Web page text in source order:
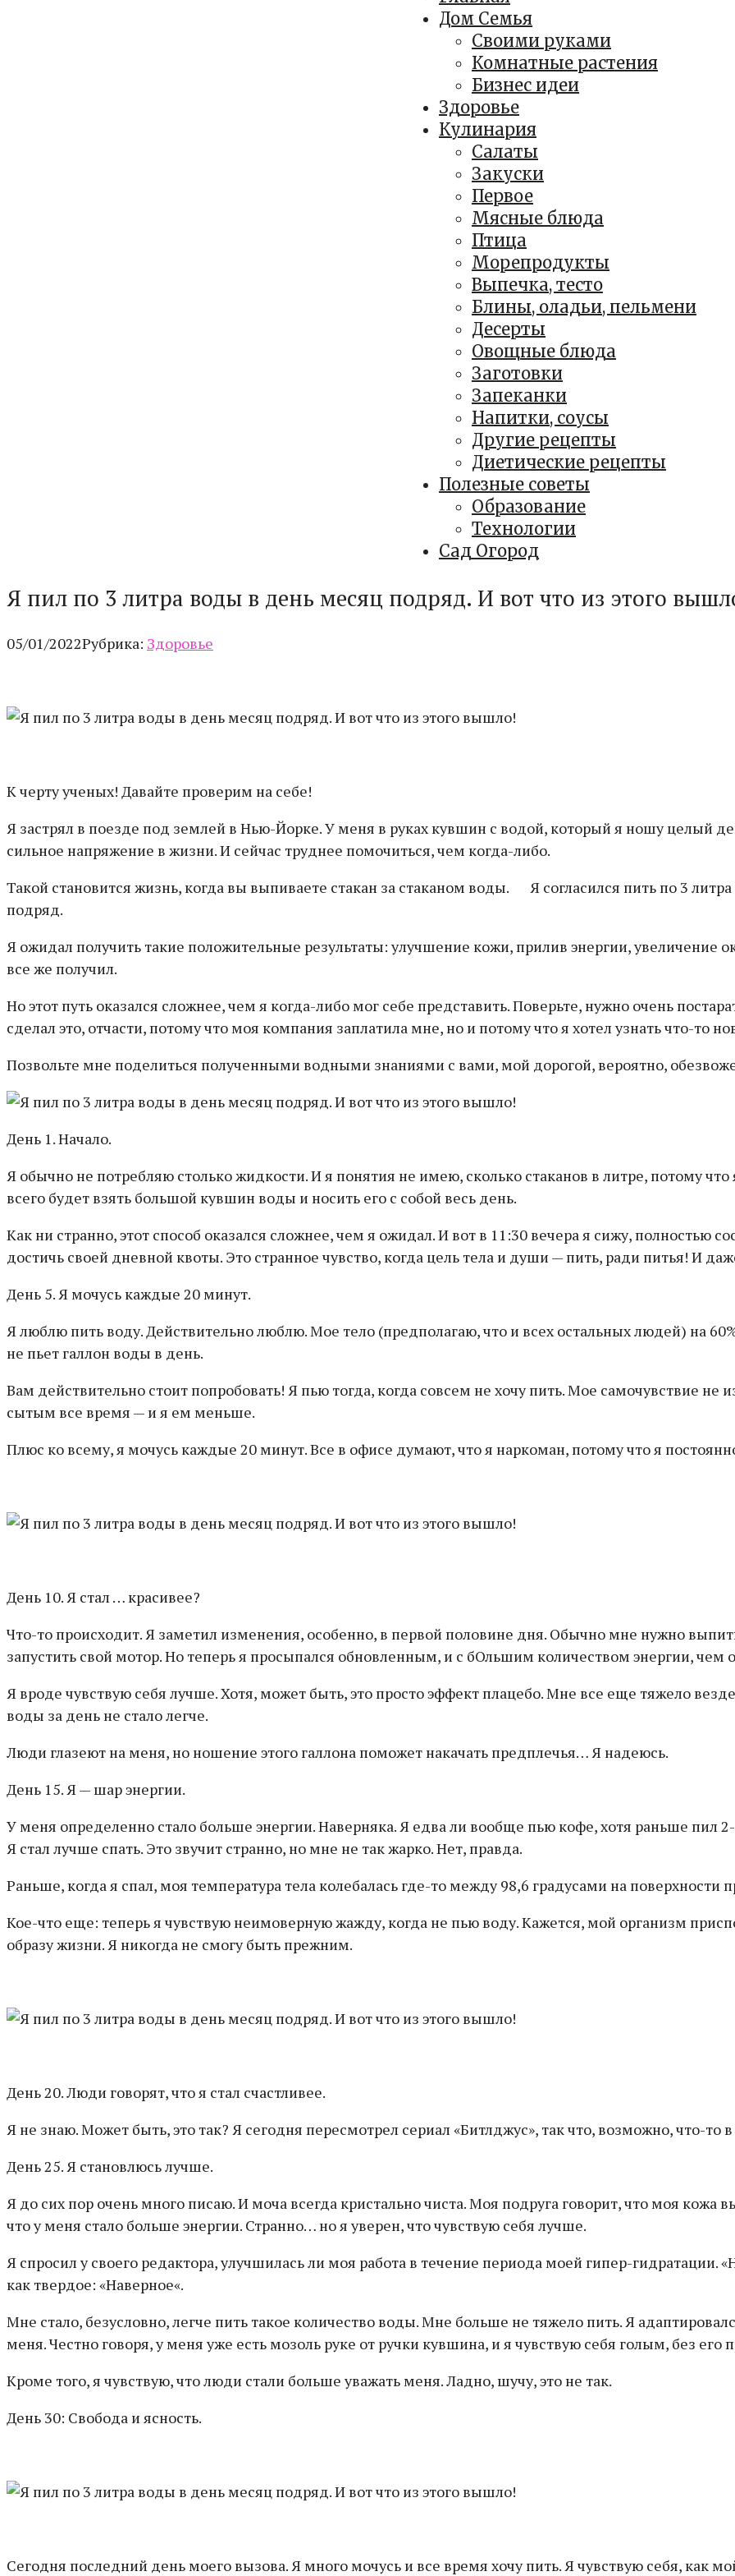
Дом Семья
Своими руками
Комнатные растения
Бизнес идеи
Здоровье
Кулинария
Салаты
Закуски
Первое
Мясные блюда
Птица
Морепродукты
Выпечка, тесто
Блины, оладьи, пельмени
Десерты
Овощные блюда
Заготовки
Запеканки
Напитки, соусы
Другие рецепты
Диетические рецепты
Полезные советы
Образование
Технологии
Сад Огород
Я пил по 3 литра воды в день месяц подряд. И вот что из этого
05/01/2022Рубрика: Здоровье
К черту ученых! Давайте проверим на себе!
Я застрял в поезде под землей в Нью-Йорке. У меня в руках кувшин с водой, который я ношу целый
сильное напряжение в жизни. И сейчас труднее помочиться, чем когда-либо.
Такой становится жизнь, когда вы выпиваете стакан за стаканом воды. Я согласился пить по 3
подряд.
Я ожидал получить такие положительные результаты: улучшение кожи, прилив энергии, увеличение
все же получил.
Но этот путь оказался сложнее, чем я когда-либо мог себе представить. Поверьте, нужно очень
сделал это, отчасти, потому что моя компания заплатила мне, но и потому что я хотел узнать что-то
Позвольте мне поделиться полученными водными знаниями с вами, мой дорогой, вероятно,
День 1. Начало.
Я обычно не потребляю столько жидкости. И я понятия не имею, сколько стаканов в литре, потому
всего будет взять большой кувшин воды и носить его с собой весь день.
Как ни странно, этот способ оказался сложнее, чем я ожидал. И вот в 11:30 вечера я сижу, полностью
достичь своей дневной квоты. Это странное чувство, когда цель тела и души — пить, ради питья! И
День 5. Я мочусь каждые 20 минут.
Я люблю пить воду. Действительно люблю. Мое тело (предполагаю, что и всех остальных людей) на
не пьет галлон воды в день.
Вам действительно стоит попробовать! Я пью тогда, когда совсем не хочу пить. Мое самочувствие не
сытым все время — и я ем меньше.
Плюс ко всему, я мочусь каждые 20 минут. Все в офисе думают, что я наркоман, потому что я
День 10. Я стал … красивее?
Что-то происходит. Я заметил изменения, особенно, в первой половине дня. Обычно мне нужно
запустить свой мотор. Но теперь я просыпался обновленным, и с бОльшим количеством энергии, чем
Я вроде чувствую себя лучше. Хотя, может быть, это просто эффект плацебо. Мне все еще тяжело
воды за день не стало легче.
Люди глазеют на меня, но ношение этого галлона поможет накачать предплечья… Я надеюсь.
День 15. Я — шар энергии.
У меня определенно стало больше энергии. Наверняка. Я едва ли вообще пью кофе, хотя раньше пил
Я стал лучше спать. Это звучит странно, но мне не так жарко. Нет, правда.
Раньше, когда я спал, моя температура тела колебалась где-то между 98,6 градусами на поверхности
Кое-что еще: теперь я чувствую неимоверную жажду, когда не пью воду. Кажется, мой организм
образу жизни. Я никогда не смогу быть прежним.
День 20. Люди говорят, что я стал счастливее.
Я не знаю. Может быть, это так? Я сегодня пересмотрел сериал «Битлджус», так что, возможно, что-то в
День 25. Я становлюсь лучше.
Я до сих пор очень много писаю. И моча всегда кристально чиста. Моя подруга говорит, что моя кожа
что у меня стало больше энергии. Странно… но я уверен, что чувствую себя лучше.
Я спросил у своего редактора, улучшилась ли моя работа в течение периода моей гипер-гидратации.
как твердое: «Наверное«.
Мне стало, безусловно, легче пить такое количество воды. Мне больше не тяжело пить. Я
меня. Честно говоря, у меня уже есть мозоль руке от ручки кувшина, и я чувствую себя голым, без
Кроме того, я чувствую, что люди стали больше уважать меня. Ладно, шучу, это не так.
День 30: Свобода и ясность.
Сегодня последний день моего вызова. Я много мочусь и все время хочу пить. Я чувствую себя, как